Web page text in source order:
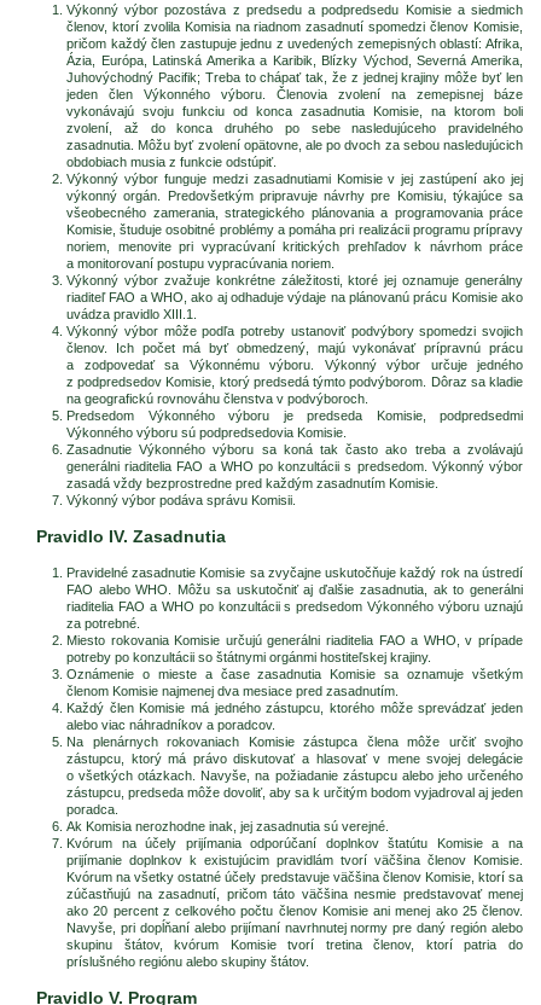
Výkonný výbor pozostáva z predsedu a podpredsedu Komisie a siedmich
členov, ktorí zvolila Komisia na riadnom zasadnutí spomedzi členov Komisie,
pričom každý člen zastupuje jednu z uvedených zemepisných oblastí: Afrika,
Ázia, Európa, Latinská Amerika a Karibik, Blízky Východ, Severná Amerika,
Juhovýchodný Pacifik; Treba to chápať tak, že z jednej krajiny môže byť len
jeden člen Výkonného výboru. Členovia zvolení na zemepisnej báze
vykonávajú svoju funkciu od konca zasadnutia Komisie, na ktorom boli
zvolení, až do konca druhého po sebe nasledujúceho pravidelného
zasadnutia. Môžu byť zvolení opätovne, ale po dvoch za sebou nasledujúcich
obdobiach musia z funkcie odstúpiť.
Výkonný výbor funguje medzi zasadnutiami Komisie v jej zastúpení ako jej
výkonný orgán. Predovšetkým pripravuje návrhy pre Komisiu, týkajúce sa
všeobecného zamerania, strategického plánovania a programovania práce
Komisie, študuje osobitné problémy a pomáha pri realizácii programu prípravy
noriem, menovite pri vypracúvaní kritických prehľadov k návrhom práce
a monitorovaní postupu vypracúvania noriem.
Výkonný výbor zvažuje konkrétne záležitosti, ktoré jej oznamuje generálny
riaditeľ FAO a WHO, ako aj odhaduje výdaje na plánovanú prácu Komisie ako
uvádza pravidlo XIII.1.
Výkonný výbor môže podľa potreby ustanoviť podvýbory spomedzi svojich
členov. Ich počet má byť obmedzený, majú vykonávať prípravnú prácu
a zodpovedať sa Výkonnému výboru. Výkonný výbor určuje jedného
z podpredsedov Komisie, ktorý predsedá týmto podvýborom. Dôraz sa kladie
na geografickú rovnováhu členstva v podvýboroch.
Predsedom Výkonného výboru je predseda Komisie, podpredsedmi
Výkonného výboru sú podpredsedovia Komisie.
Zasadnutie Výkonného výboru sa koná tak často ako treba a zvolávajú
generálni riaditelia FAO a WHO po konzultácii s predsedom. Výkonný výbor
zasadá vždy bezprostredne pred každým zasadnutím Komisie.
Výkonný výbor podáva správu Komisii.
Pravidlo IV. Zasadnutia
Pravidelné zasadnutie Komisie sa zvyčajne uskutočňuje každý rok na ústredí
FAO alebo WHO. Môžu sa uskutočniť aj ďalšie zasadnutia, ak to generálni
riaditelia FAO a WHO po konzultácii s predsedom Výkonného výboru uznajú
za potrebné.
Miesto rokovania Komisie určujú generálni riaditelia FAO a WHO, v prípade
potreby po konzultácii so štátnymi orgánmi hostiteľskej krajiny.
Oznámenie o mieste a čase zasadnutia Komisie sa oznamuje všetkým
členom Komisie najmenej dva mesiace pred zasadnutím.
Každý člen Komisie má jedného zástupcu, ktorého môže sprevádzať jeden
alebo viac náhradníkov a poradcov.
Na plenárnych rokovaniach Komisie zástupca člena môže určiť svojho
zástupcu, ktorý má právo diskutovať a hlasovať v mene svojej delegácie
o všetkých otázkach. Navyše, na požiadanie zástupcu alebo jeho určeného
zástupcu, predseda môže dovoliť, aby sa k určitým bodom vyjadroval aj jeden
poradca.
Ak Komisia nerozhodne inak, jej zasadnutia sú verejné.
Kvórum na účely prijímania odporúčaní doplnkov štatútu Komisie a na
prijímanie doplnkov k existujúcim pravidlám tvorí väčšina členov Komisie.
Kvórum na všetky ostatné účely predstavuje väčšina členov Komisie, ktorí sa
zúčastňujú na zasadnutí, pričom táto väčšina nesmie predstavovať menej
ako 20 percent z celkového počtu členov Komisie ani menej ako 25 členov.
Navyše, pri dopĺňaní alebo prijímaní navrhnutej normy pre daný región alebo
skupinu štátov, kvórum Komisie tvorí tretina členov, ktorí patria do
príslušného regiónu alebo skupiny štátov.
Pravidlo V. Program